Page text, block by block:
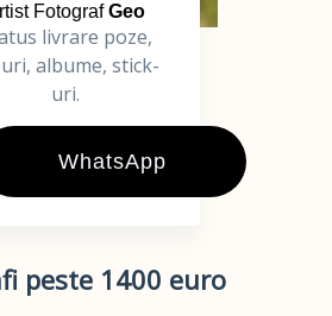
FotografGeo
livrare poze,
albume, stick-
uri.
WhatsApp
peste 1400 euro